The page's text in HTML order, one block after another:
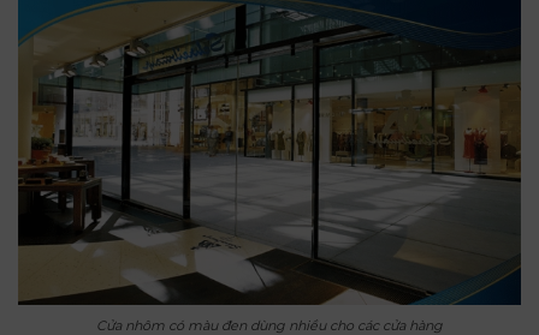
Cửa nhôm có màu đen dùng nhiều cho các cửa hàng